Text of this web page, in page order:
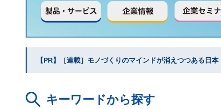
【PR】［連載］モノづくりのマインドが消えつつある日
キーワードから探す